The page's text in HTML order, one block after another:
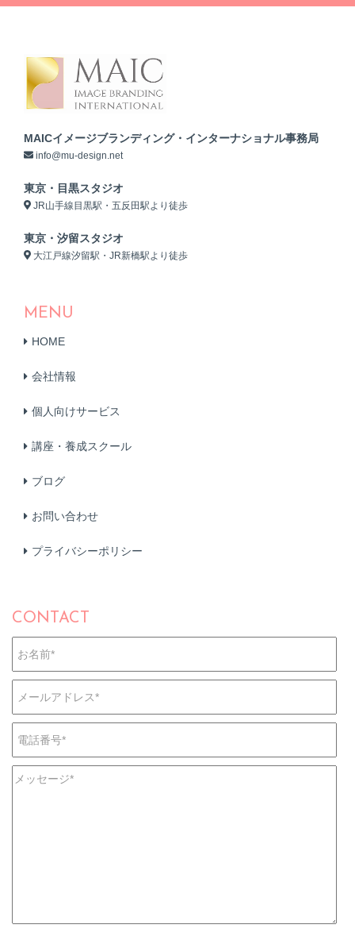
MAICイメージブランディング・インターナショナル事務局
info@mu-design.net
東京・目黒スタジオ
JR山手線目黒駅・五反田駅より徒歩
東京・汐留スタジオ
大江戸線汐留駅・JR新橋駅より徒歩
MENU
HOME
会社情報
個人向けサービス
講座・養成スクール
ブログ
お問い合わせ
プライバシーポリシー
CONTACT